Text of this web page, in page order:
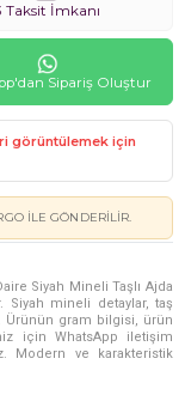
Taksit İmkanı
Sipariş Oluştur
görüntülemek için
ILE GÖNDERILIR.
Siyah Mineli Taşlı Ajda
Siyah mineli detaylar, taş
gram bilgisi, ürün
için WhatsApp iletişim
Modern ve karakteristik